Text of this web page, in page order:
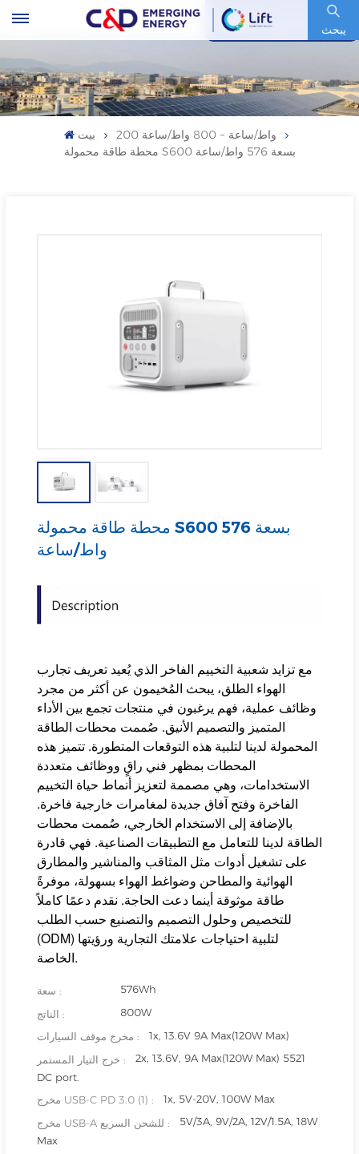
يبحث
رمز السهم : 600153.SH
بيت
200 واط/ساعة ~ 800 واط/ساعة
محطة طاقة محمولة S600 بسعة 576 واط/ساعة
محطة طاقة محمولة S600 بسعة 576
واط/ساعة
مع تزايد شعبية التخييم الفاخر الذي يُعيد تعريف تجارب
الهواء الطلق، يبحث المُخيمون عن أكثر من مجرد
وظائف عملية، فهم يرغبون في منتجات تجمع بين الأداء
المتميز والتصميم الأنيق. صُممت محطات الطاقة
المحمولة لدينا لتلبية هذه التوقعات المتطورة. تتميز هذه
المحطات بمظهر فني راقٍ ووظائف متعددة
الاستخدامات، وهي مصممة لتعزيز أنماط حياة التخييم
الفاخرة وفتح آفاق جديدة لمغامرات خارجية فاخرة.
بالإضافة إلى الاستخدام الخارجي، صُممت محطات
الطاقة لدينا للتعامل مع التطبيقات الصناعية. فهي قادرة
على تشغيل أدوات مثل المثاقب والمناشير والمطارق
الهوائية والمطاحن وضواغط الهواء بسهولة، موفرةً
طاقة موثوقة أينما دعت الحاجة. نقدم دعمًا كاملاً
للتخصيص وحلول التصميم والتصنيع حسب الطلب
(ODM) لتلبية احتياجات علامتك التجارية ورؤيتها
الخاصة.
سعة :
576Wh
الناتج :
800W
مخرج موقف السيارات :
1x, 13.6V 9A Max(120W Max)
خرج التيار المستمر :
2x, 13.6V, 9A Max(120W Max) 5521
DC port.
مخرج USB-C PD 3.0 (1) :
1x, 5V-20V, 100W Max
مخرج USB-A للشحن السريع :
5V/3A, 9V/2A, 12V/1.5A, 18W
Max